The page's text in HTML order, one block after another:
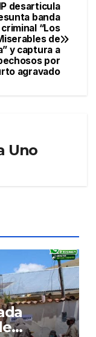
desarticula
banda
criminal “Los
de
y captura a
por
agravado
Uno